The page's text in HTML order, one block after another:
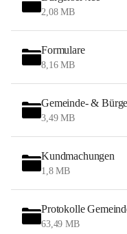
2,08 MB
Formulare
8,16 MB
Gemeinde- &
3,49 MB
Kundmachungen
1,8 MB
Protokolle
63,49 MB